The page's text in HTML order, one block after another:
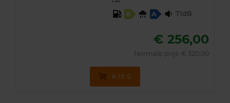
B A 71dB
€ 256,00
Normale prijs: € 320,00
KIES